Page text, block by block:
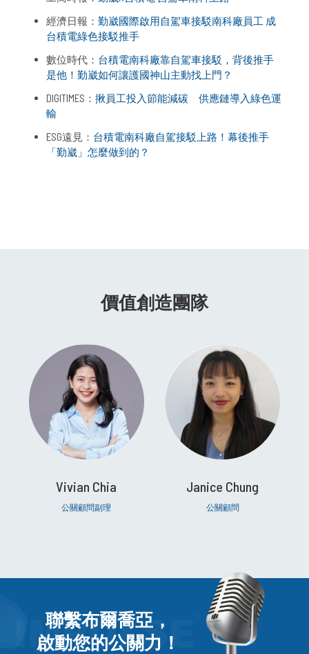
經濟日報：勤崴國際啟用自駕車接駁南科廠員工 成
台積電綠色接駁推手
數位時代： 台積電南科廠靠自駕車接駁，背後推手
是他！勤崴如何讓護國神山主動找上門？
DIGITIMES：揪員工投入節能減碳 供應鏈導入綠色運
輸
ESG遠見： 台積電南科廠自駕接駁上路！幕後推手
「勤崴」怎麼做到的？
價值創造團隊
Vivian Chia
公關顧問副理
Janice Chung
公關顧問
聯繫布爾喬亞，
啟動您的公關力！